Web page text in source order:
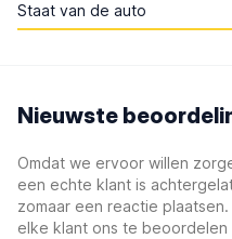
Staat van de auto
Nieuwste
Omdat we ervoor willen
een echte klant is
zomaar een reactie
elke klant ons te